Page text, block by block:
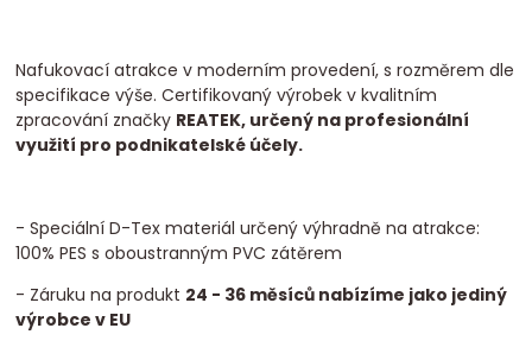
Nafukovací atrakce v moderním provedení, s rozměrem dle
specifikace výše. Certifikovaný výrobek v kvalitním
zpracování značky REATEK, určený na profesionální
využití pro podnikatelské účely.
- Speciální D-Tex materiál určený výhradně na atrakce:
100% PES s oboustranným PVC zátěrem
- Záruku na produkt 24 - 36 měsíců nabízíme jako jediný
výrobce v EU